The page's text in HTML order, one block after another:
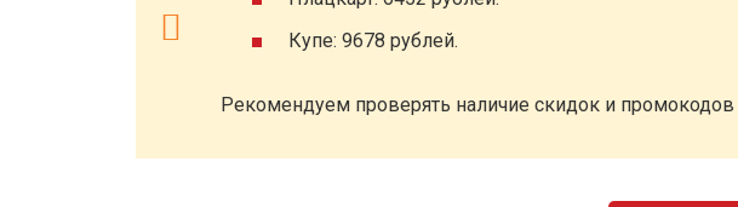
Купе: 9678 рублей.
Рекомендуем проверять наличие скидок и